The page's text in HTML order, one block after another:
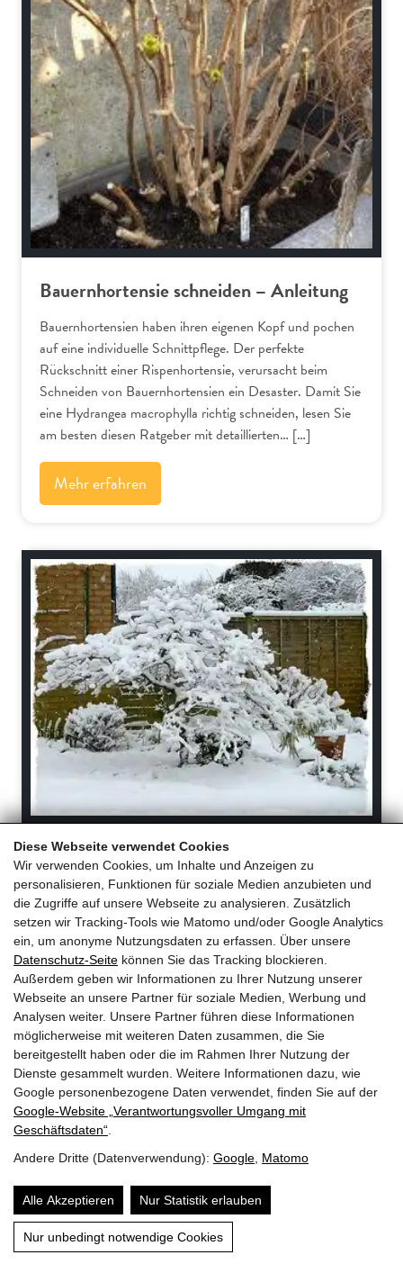
Diese Webseite verwendet Cookies
Wir verwenden Cookies, um Inhalte und Anzeigen zu
personalisieren, Funktionen für soziale Medien anzubieten und
die Zugriffe auf unsere Webseite zu analysieren. Zusätzlich
setzen wir Tracking-Tools wie Matomo und/oder Google Analytics
ein, um anonyme Nutzungsdaten zu erfassen. Über unsere
Datenschutz-Seite können Sie das Tracking blockieren.
Außerdem geben wir Informationen zu Ihrer Nutzung unserer
Webseite an unsere Partner für soziale Medien, Werbung und
Analysen weiter. Unsere Partner führen diese Informationen
möglicherweise mit weiteren Daten zusammen, die Sie
bereitgestellt haben oder die im Rahmen Ihrer Nutzung der
Dienste gesammelt wurden. Weitere Informationen dazu, wie
Google personenbezogene Daten verwendet, finden Sie auf der
Google‑Website „Verantwortungsvoller Umgang mit
Geschäftsdaten“
Andere Dritte (Datenverwendung): Google Matomo
Alle Akzeptieren Nur Statistik erlauben
Nur unbedingt notwendige Cookies
Inhalt
Bauernhortensie schneiden – Anleitung
Bauernhortensien haben ihren eigenen Kopf und pochen
auf eine individuelle Schnittpflege. Der perfekte
Rückschnitt einer Rispenhortensie, verursacht beim
Schneiden von Bauernhortensien ein Desaster. Damit Sie
eine Hydrangea macrophylla richtig schneiden, lesen Sie
am besten diesen Ratgeber mit detaillierten… […]
Mehr erfahren
Bäume und Sträucher
Schlitzahorn Frostschaden – Was tun?
Der Schlitzahorn gehört zu den Ahorn-Arten, die nicht in
Europa beheimatet sind. Somit verwundert es wenig, dass
Hausgärtner am Acer palmatum dissectum häufiger über
Frostschäden klagen. Dieser Ratgeber erklärt die
typischen Symptome und gibt praxiserprobte Tipps für
effektive Gegenmaßnahmen und… […]
Mehr erfahren